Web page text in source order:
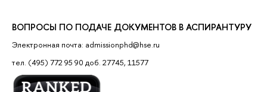
ВОПРОСЫ ПО ПОДАЧЕ ДОКУМЕНТОВ В АСПИРАНТУРУ
Электронная почта: admissionphd@hse.ru
тел. (495) 772 95 90 доб. 27745, 11577